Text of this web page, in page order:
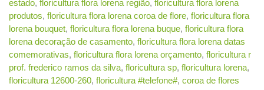
estado, floricultura flora lorena região, floricultura flora lorena
produtos, floricultura flora lorena coroa de flore, floricultura flora
lorena bouquet, floricultura flora lorena buque, floricultura flora
lorena decoração de casamento, floricultura flora lorena datas
comemorativas, floricultura flora lorena orçamento, floricultura r
prof. frederico ramos da silva, floricultura sp, floricultura lorena,
floricultura 12600-260, floricultura #telefone#, coroa de flores